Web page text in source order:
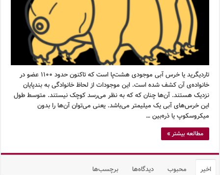
تاردیگرید یا خرس آبی موجودی هشت‌پا است که تاکنون حدود ۱۱۰۰ عضو در
خانواده‌ی آن کشف شده است. این موجودات از لحاظ خانوادگی به بندپایان
نزدیک هستند. آن‌ها چنان که که به نظر می‌رسد کوچک نیستند. متوسط طول
این خرس‌های آبی یک میلیمتر می‌باشد. یعنی می‌توان آن‌ها را بدون
میکروسکوپ یا ذره‌بین …
مطالعه بیشتر »
اخیر محبوب دیدگاه‌ها برچسب‌ها